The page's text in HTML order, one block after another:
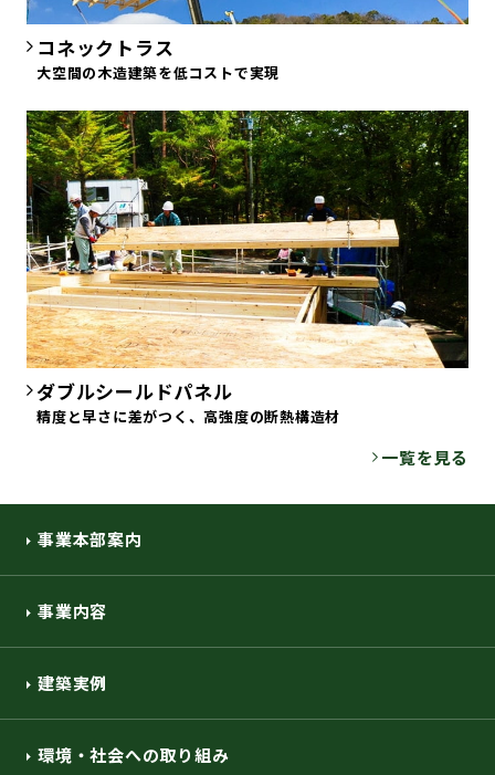
コネックトラス
大空間の木造建築を低コストで実現
ダブルシールドパネル
精度と早さに差がつく、高強度の断熱構造材
一覧を見る
事業本部案内
事業内容
建築実例
環境・社会への取り組み